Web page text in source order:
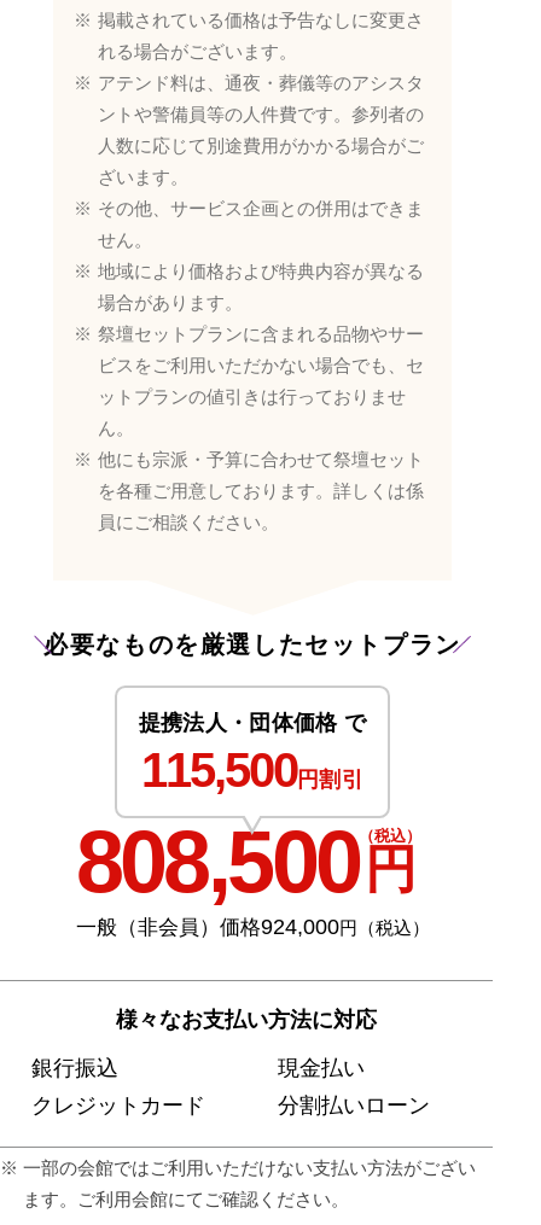
掲載されている価格は予告なしに変更さ
れる場合がございます。
アテンド料は、通夜・葬儀等のアシスタ
ントや警備員等の人件費です。参列者の
人数に応じて別途費用がかかる場合がご
ざいます。
その他、サービス企画との併用はできま
せん。
地域により価格および特典内容が異なる
場合があります。
祭壇セットプランに含まれる品物やサー
ビスをご利用いただかない場合でも、セ
ットプランの値引きは行っておりませ
ん。
他にも宗派・予算に合わせて祭壇セット
を各種ご用意しております。詳しくは係
員にご相談ください。
必要なものを厳選したセットプラン
提携法人・団体価格 で
115,500円割引
808,500 円
（税込）
一般（非会員）価格924,000円（税込）
様々なお支払い方法に対応
銀行振込
現金払い
クレジットカード
分割払いローン
⼀部の会館ではご利⽤いただけない⽀払い⽅法がござい
ます。ご利⽤会館にてご確認ください。